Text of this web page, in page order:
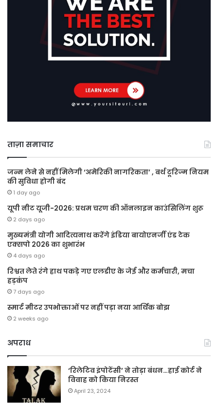
ताज़ा समाचार
जन्म लेने से नहीं मिलेगी ‘अमेरिकी नागरिकता’ , बर्थ टूरिज्म नियम
की सुविधा होगी बंद
1 day ago
यूपी नीट यूजी-2026: प्रथम चरण की ऑनलाइन काउंसिलिंग शुरू
2 days ago
मुख्यमंत्री योगी आदित्यनाथ करेंगे इंडिया बायोएनर्जी एंड टेक
एक्सपो 2026 का शुभारंभ
4 days ago
रिश्वत लेते रंगे हाथ पकड़े गए एलडीए के जेई और कर्मचारी, मचा
हड़कंप
7 days ago
स्मार्ट मीटर उपभोक्ताओं पर नहीं पड़ा नया आर्थिक बोझ
2 weeks ago
अपराध
‘रिलेटिव इंपोटेंसी’ ने तोड़ा बंधन…हाई कोर्ट ने
विवाह को किया निरस्त
April 23, 2024